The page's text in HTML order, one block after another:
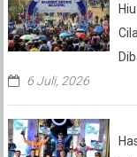
6 Juli, 2026